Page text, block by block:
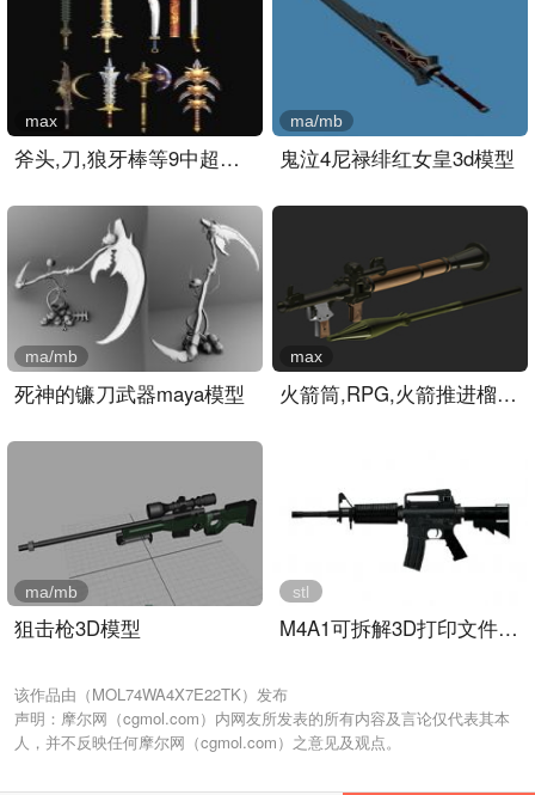
斧头,刀,狼牙棒等9中超酷武..
max
鬼泣4尼禄绯红女皇3d模型
ma/mb
死神的镰刀武器maya模型
ma/mb
火箭筒,RPG,火箭推进榴弹,..
max
狙击枪3D模型
ma/mb
M4A1可拆解3D打印文件,8个..
stl
该作品由（MOL74WA4X7E22TK）发布
声明：摩尔网（cgmol.com）内网友所发表的所有内容及言论仅代表其本
人，并不反映任何摩尔网（cgmol.com）之意见及观点。